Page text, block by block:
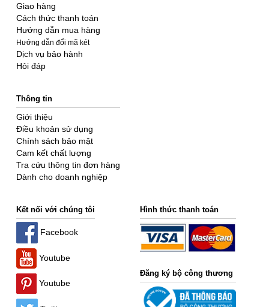
Giao hàng
Cách thức thanh toán
Hướng dẫn mua hàng
Hướng dẫn đổi mã két
Dịch vụ bảo hành
Hỏi đáp
Thông tin
Giới thiệu
Điều khoản sử dụng
Chính sách bảo mật
Cam kết chất lượng
Tra cứu thông tin đơn hàng
Dành cho doanh nghiệp
Kết nối với chúng tôi
Facebook
Youtube
Youtube
Hình thức thanh toán
Đăng ký bộ công thương